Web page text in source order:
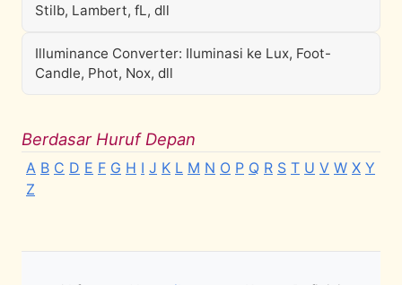
Stilb, Lambert, fL, dll
Illuminance Converter: Iluminasi ke Lux, Foot-
Candle, Phot, Nox, dll
Berdasar Huruf Depan
A B C D E F G H I J K L M N O P Q R S T U V W X Y
Z